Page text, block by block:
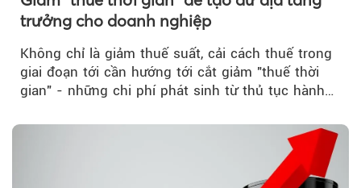
trưởng cho doanh nghiệp
Không chỉ là giảm thuế suất, cải cách thuế trong
giai đoạn tới cần hướng tới cắt giảm "thuế thời
gian" - những chi phí phát sinh từ thủ tục hành